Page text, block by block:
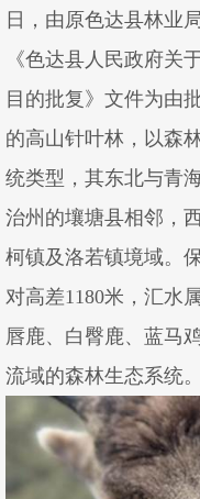
日，由原色达县林业
《色达县人民政府关
目的批复》文件为由
的高山针叶林，以森
统类型，其东北与青
治州的壤塘县相邻，
柯镇及洛若镇境域。
对高差1180米，汇水
唇鹿、白臀鹿、蓝马
流域的森林生态系统。